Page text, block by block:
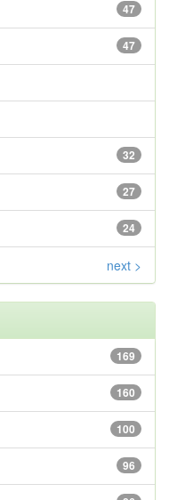
47
47
32
27
24
next >
169
160
100
96